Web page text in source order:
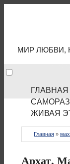
МИР ЛЮБВИ,
ГЛАВНАЯ
ЖИВАЯ
Главная »
Архат,